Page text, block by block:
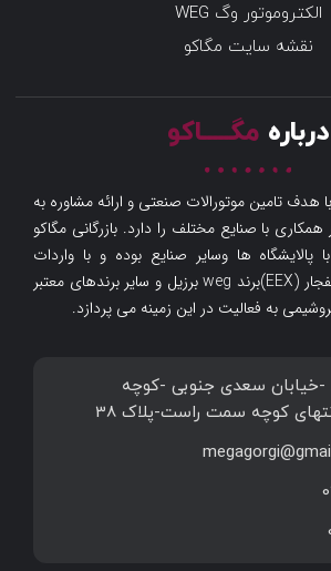
الکتروموتور وگ WEG
نقشه سایت مگاکو
درباره مگـــــاکو
هدف تامین موتورالات صنعتی و ارائه مشاوره به
همکاری با صنایع مختلف را دارد. بازرگانی مگاکو
ها وسایر صنایع بوده و با واردات
الکتروموتورهای ضد انفجار (EEX)برند weg برزیل و سایر برندهای معتبر
به فعالیت در این زمینه می پردازد.
-خیابان سعدی جنوبی -کوچه
کوچه سمت راست-پلاک 38